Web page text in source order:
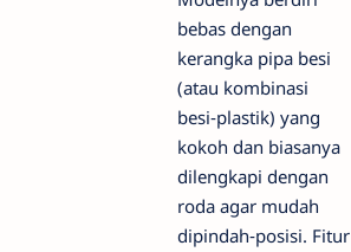
bebas dengan
kerangka pipa besi
(atau kombinasi
besi‑plastik) yang
kokoh dan biasanya
dilengkapi dengan
roda agar mudah
dipindah‑posisi. Fitur